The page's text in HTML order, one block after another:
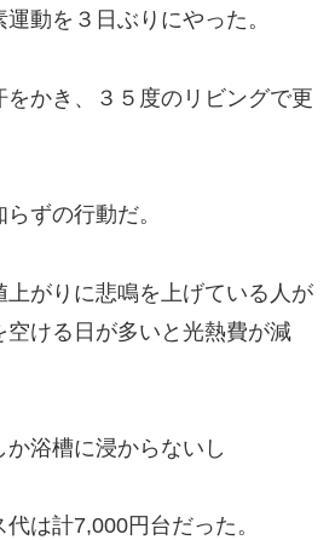
動を３日ぶりにやった。
をかき、３５度のリビングで更
ずの行動だ。
上がりに悲鳴を上げている人が
空ける日が多いと光熱費が減
か浴槽に浸からないし
は計7,000円台だった。